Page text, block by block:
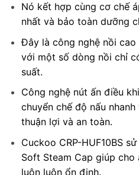
Nó kết hợp cùng cơ chế
nhất và bảo toàn dưỡng
Đây là công nghệ nồi cao
với một số dòng nồi chỉ
suất.
Công nghệ nút ấn điều
chuyển chế độ nấu
thuận lợi và an toàn.
Cuckoo CRP-HUF10BS
Soft Steam Cap giúp
luôn luôn ổn định.